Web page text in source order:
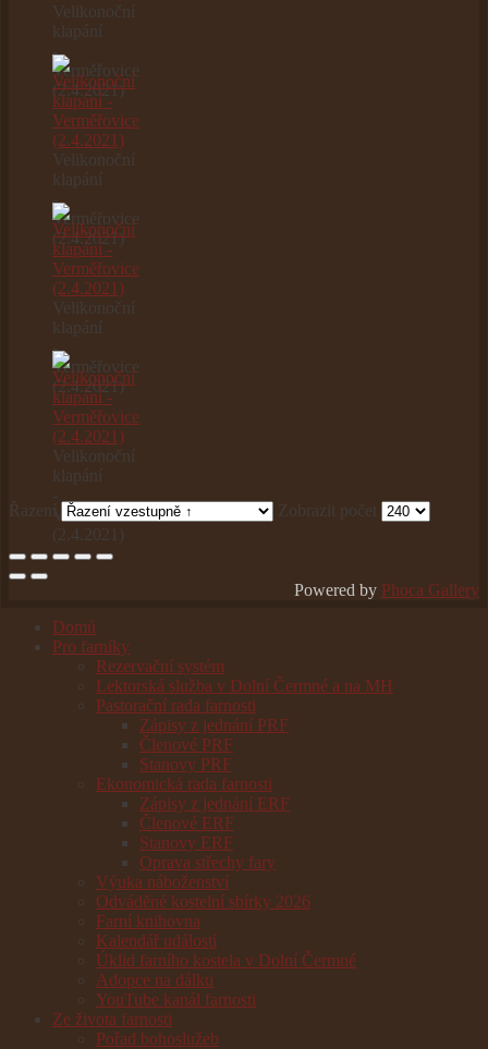
Velikonoční
klapání
-
Verměřovice
(2.4.2021)
Velikonoční
klapání
-
Verměřovice
(2.4.2021)
Velikonoční
klapání
-
Verměřovice
(2.4.2021)
Velikonoční
klapání
-
Verměřovice
(2.4.2021)
Řazení Zobrazit počet
Powered by Phoca Gallery
Domů
Pro farníky
Rezervační systém
Lektorská služba v Dolní Čermné a na MH
Pastorační rada farnosti
Zápisy z jednání PRF
Členové PRF
Stanovy PRF
Ekonomická rada farnosti
Zápisy z jednání ERF
Členové ERF
Stanovy ERF
Oprava střechy fary
Výuka náboženství
Odváděné kostelní sbírky 2026
Farní knihovna
Kalendář událostí
Úklid farního kostela v Dolní Čermné
Adopce na dálku
YouTube kanál farnosti
Ze života farnosti
Pořad bohoslužeb